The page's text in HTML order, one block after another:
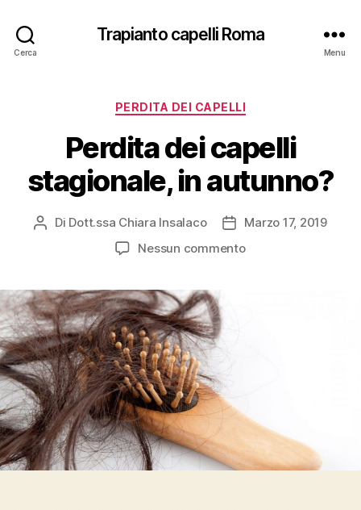
Cerca
Trapianto capelli Roma
Menu
Categorie
PERDITA DEI CAPELLI
Perdita dei capelli
stagionale, in autunno?
Autore
Di Dott.ssa Chiara Insalaco
DataMarzo 17, 2019
Nessun commentosu